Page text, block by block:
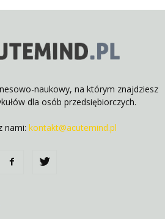
naukowy, na którym znajdziesz
dla osób przedsiębiorczych.
nami: kontakt@acutemind.pl